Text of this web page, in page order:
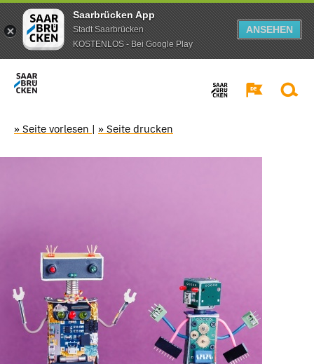
Saarbrücken App
Stadt Saarbrücken
KOSTENLOS - Bei Google Play
ANSEHEN
» Seite vorlesen | » Seite drucken